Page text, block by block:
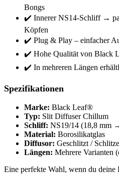
Bongs
✔️ Innerer NS14-Schliff →
Köpfen
✔️ Plug & Play – einfacher
✔️ Hohe Qualität von Black
✔️ In mehreren Längen
Spezifikationen
Marke: Black Leaf®
Typ: Slit Diffuser Chillum
Schliff: NS19/14 (18,8 mm
Material: Borosilikatglas
Diffusor: Geschlitzt /
Längen: Mehrere Varianten
Eine perfekte Wahl, wenn du deine